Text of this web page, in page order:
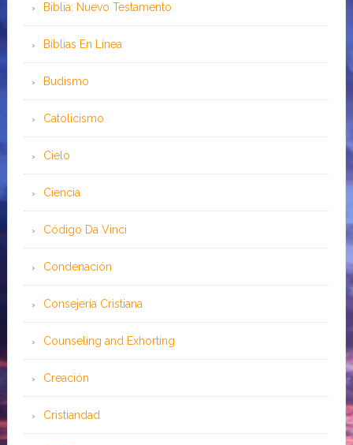
Biblia: Nuevo Testamento
Bíblias En Línea
Budismo
Catolicismo
Cielo
Ciencia
Código Da Vinci
Condenación
Consejería Cristiana
Counseling and Exhorting
Creación
Cristiandad